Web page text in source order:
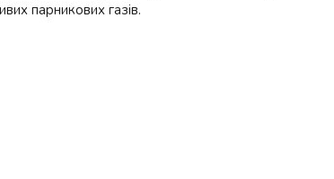
парникових газів.